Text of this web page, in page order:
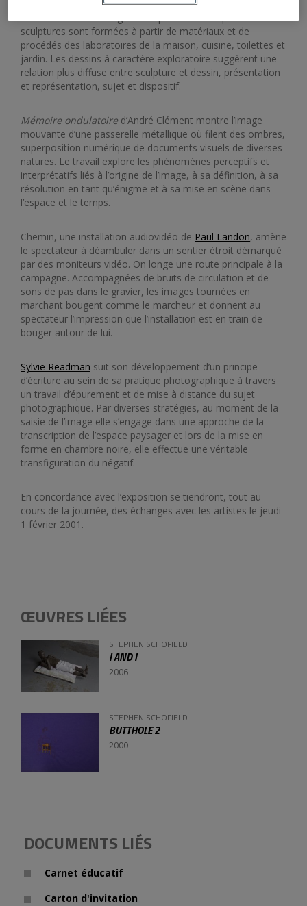
explorent l’humeur, la turbulence et l’érotisme souvent
occultés de notre image de l’espace domestique. Les
sculptures sont formées à partir de matériaux et de
procédés des laboratoires de la maison, cuisine, toilettes et
jardin. Les dessins à caractère exploratoire suggèrent une
relation plus diffuse entre sculpture et dessin, présentation
et représentation, sujet et dispositif.
Mémoire ondulatoire d’André Clément montre l’image
mouvante d’une passerelle métallique où filent des ombres,
superposition numérique de documents visuels de diverses
natures. Le travail explore les phénomènes perceptifs et
interprétatifs liés à l’origine de l’image, à sa définition, à sa
résolution en tant qu’énigme et à sa mise en scène dans
l’espace et le temps.
Chemin, une installation audiovidéo de Paul Landon, amène
le spectateur à déambuler dans un sentier étroit démarqué
par des moniteurs vidéo. On longe une route principale à la
campagne. Accompagnées de bruits de circulation et de
sons de pas dans le gravier, les images tournées en
marchant bougent comme le marcheur et donnent au
spectateur l’impression que l’installation est en train de
bouger autour de lui.
Sylvie Readman suit son développement d’un principe
d’écriture au sein de sa pratique photographique à travers
un travail d’épurement et de mise à distance du sujet
photographique. Par diverses stratégies, au moment de la
saisie de l’image elle s’engage dans une approche de la
transcription de l’espace paysager et lors de la mise en
forme en chambre noire, elle effectue une véritable
transfiguration du négatif.
En concordance avec l’exposition se tiendront, tout au
cours de la journée, des échanges avec les artistes le jeudi
1 février 2001.
ŒUVRES LIÉES
STEPHEN SCHOFIELD
I AND I
2006
STEPHEN SCHOFIELD
BUTTHOLE 2
2000
DOCUMENTS LIÉS
Carnet éducatif
Carton d'invitation